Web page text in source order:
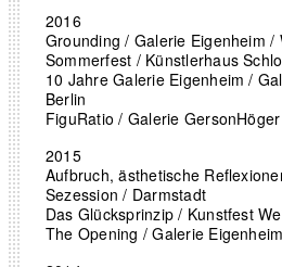
2016
Grounding / Galerie Eigenheim /
Sommerfest / Künstlerhaus
10 Jahre Galerie Eigenheim /
Berlin
FiguRatio / Galerie
2015
Aufbruch, ästhetische
Sezession / Darmstadt
Das Glücksprinzip / Kunstfest
The Opening / Galerie